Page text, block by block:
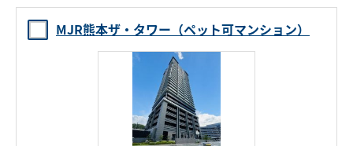
MJR熊本ザ・タワー（ペット可マンション）